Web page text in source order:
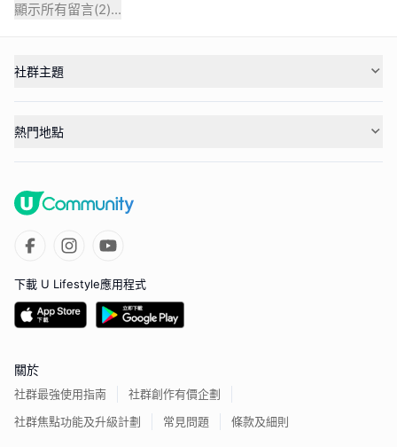
顯示所有留言(2)...
社群主題
熱門地點
下載 U Lifestyle應用程式
關於
社群最強使用指南
社群創作有價企劃
社群焦點功能及升級計劃
常見問題 條款及細則